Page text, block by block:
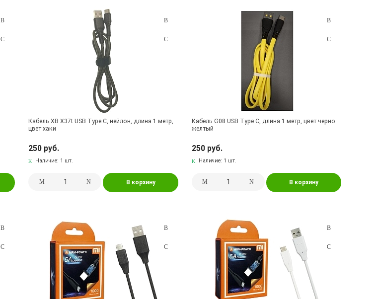
Кабель XB X37t USB Type C, нейлон, длина 1 метр,
цвет хаки
250 руб.
Наличие: 1 шт.
В корзину
Кабель G08 USB Type C, длина 1 метр, цвет черно
желтый
250 руб.
Наличие: 1 шт.
В корзину